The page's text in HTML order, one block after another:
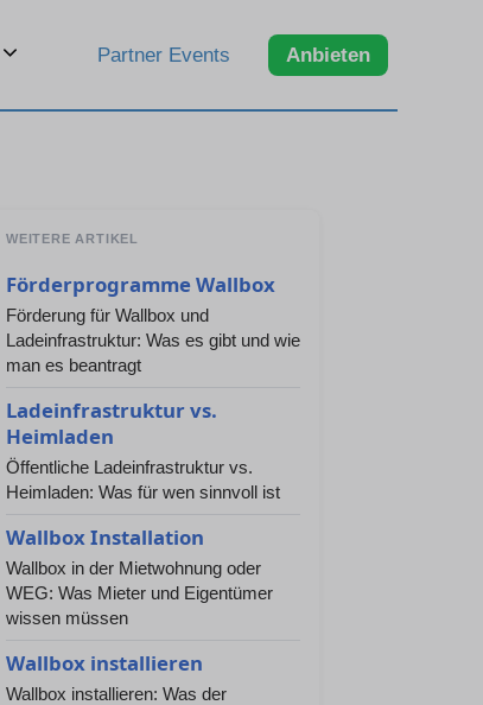
Partner Events Anbieten
WEITERE ARTIKEL
Förderprogramme Wallbox
Förderung für Wallbox und
Ladeinfrastruktur: Was es gibt und wie
man es beantragt
Ladeinfrastruktur vs.
Heimladen
Öffentliche Ladeinfrastruktur vs.
Heimladen: Was für wen sinnvoll ist
Wallbox Installation
Wallbox in der Mietwohnung oder
WEG: Was Mieter und Eigentümer
wissen müssen
Wallbox installieren
Wallbox installieren: Was der